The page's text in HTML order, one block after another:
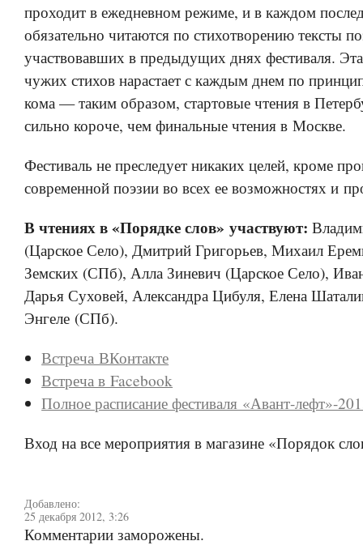
проходит в ежедневном режиме, и в каждом
обязательно читаются по стихотворению тексты
участвовавших в предыдущих днях фестиваля.
чужих стихов нарастает с каждым днем по
кома — таким образом, стартовые чтения в
сильно короче, чем финальные чтения в Москве.
Фестиваль не преследует никаких целей, кроме
современной поэзии во всех ее возможностях и
В чтениях в «Порядке слов» участвуют:
(Царское Село), Дмитрий Григорьев, Михаил
Земских (СПб), Алла Зиневич (Царское Село),
Дарья Суховей, Александра Цибуля, Елена
Энгеле (СПб).
Встреча ВКонтакте
Встреча в Facebook
Полное расписание фестиваля «Авант-лефт»-
Вход на все мероприятия в магазине «Порядок
Добавлено:
25 декабря 2012, 3:26
Комментарии заморожены.